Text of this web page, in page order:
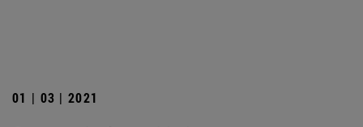
01 | 03 | 2021